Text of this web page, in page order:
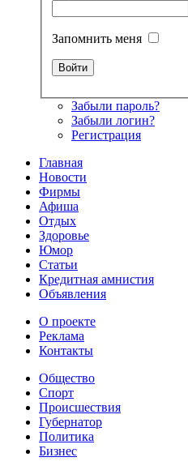
Запомнить меня
Забыли пароль?
Забыли логин?
Регистрация
Главная
Новости
Фирмы
Афиша
Отдых
Здоровье
Юмор
Статьи
Кредитная амнистия
Объявления
О проекте
Реклама
Контакты
Общество
Спорт
Происшествия
Губернатор
Политика
Бизнес